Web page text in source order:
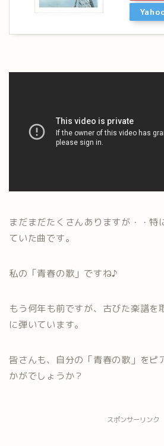
まだまだたくさんありますが・・特
ていた曲です。
私の「青春の歌」ですね♪
もう何年も前ですが、古びた楽譜を
に弾いています。
皆さんも、自分の「青春の歌」をピ
かがでしょうか？
スポンサーリンク